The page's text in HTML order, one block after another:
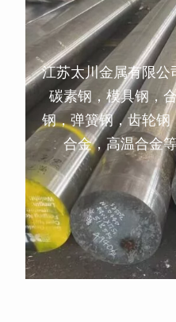
江苏太川金属有限公
碳素钢，模具钢，
钢，弹簧钢，齿轮
合金，高温合金